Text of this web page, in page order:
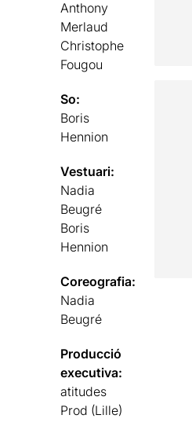
Anthony
Merlaud
Christophe
Fougou
So:
Boris
Hennion
Vestuari:
Nadia
Beugré
Boris
Hennion
Coreografia:
Nadia
Beugré
Producció
executiva:
atitudes
Prod (Lille)